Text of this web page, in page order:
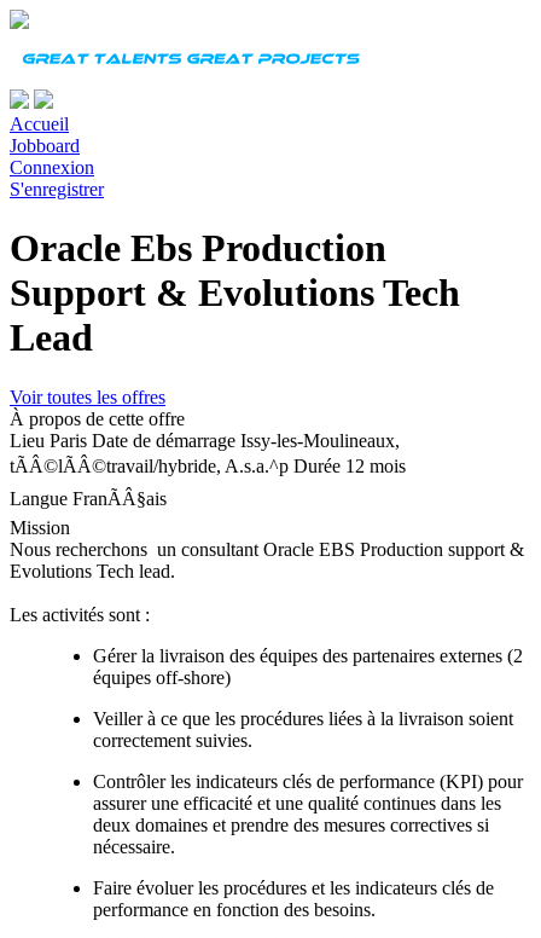
Accueil
Jobboard
Connexion
S'enregistrer
Oracle Ebs Production
Support & Evolutions Tech
Lead
Voir toutes les offres
À propos de cette offre
Lieu Paris Date de démarrage Issy-les-Moulineaux,
tÃÂ©lÃÂ©travail/hybride, A.s.a.^p Durée 12 mois
Langue FranÃÂ§ais
Mission
Nous recherchons un consultant Oracle EBS Production support &
Evolutions Tech lead.
Les activités sont :
Gérer la livraison des équipes des partenaires externes (2
équipes off-shore)
Veiller à ce que les procédures liées à la livraison soient
correctement suivies.
Contrôler les indicateurs clés de performance (KPI) pour
assurer une efficacité et une qualité continues dans les
deux domaines et prendre des mesures correctives si
nécessaire.
Faire évoluer les procédures et les indicateurs clés de
performance en fonction des besoins.